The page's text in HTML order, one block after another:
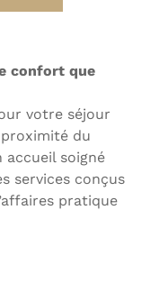
confort que
votre séjour
du
accueil soigné
services conçus
pratique